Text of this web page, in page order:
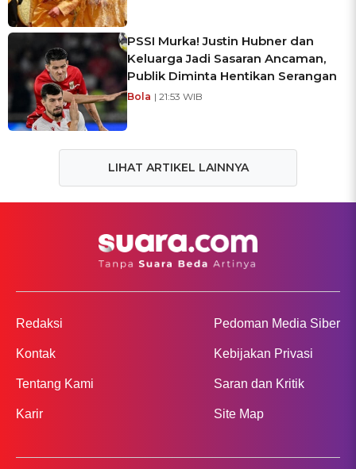
PSSI Murka! Justin Hubner dan
Keluarga Jadi Sasaran Ancaman,
Publik Diminta Hentikan Serangan
Bola | 21:53 WIB
LIHAT ARTIKEL LAINNYA
Redaksi
Kontak
Tentang Kami
Karir
Pedoman Media Siber
Kebijakan Privasi
Saran dan Kritik
Site Map